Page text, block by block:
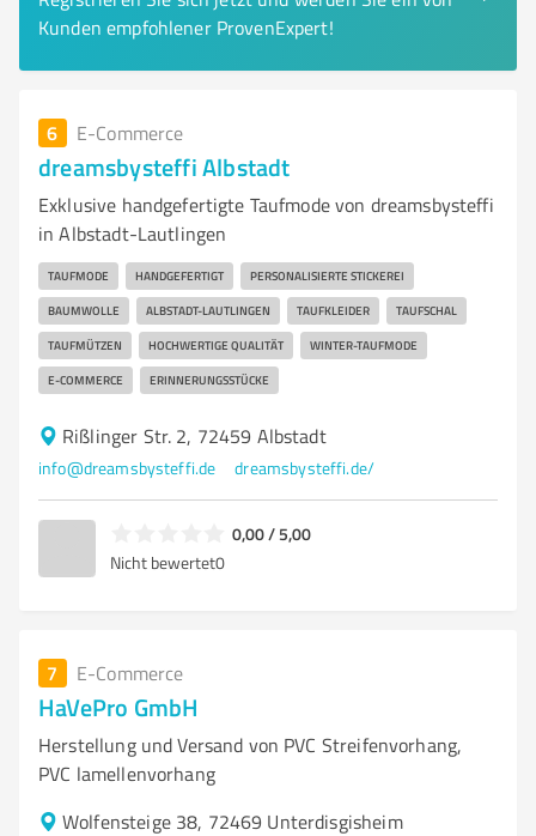
Kunden empfohlener ProvenExpert!
6 E-Commerce
dreamsbysteffi Albstadt
Exklusive handgefertigte Taufmode von dreamsbysteffi
in Albstadt-Lautlingen
TAUFMODE HANDGEFERTIGT PERSONALISIERTE STICKEREI
BAUMWOLLE ALBSTADT-LAUTLINGEN TAUFKLEIDER TAUFSCHAL
TAUFMÜTZEN HOCHWERTIGE QUALITÄT WINTER-TAUFMODE
E-COMMERCE ERINNERUNGSSTÜCKE
Rißlinger Str. 2, 72459 Albstadt
info@dreamsbysteffi.de dreamsbysteffi.de/
0,00 / 5,00
Nicht bewertet0
7 E-Commerce
HaVePro GmbH
Herstellung und Versand von PVC Streifenvorhang,
PVC lamellenvorhang
Wolfensteige 38, 72469 Unterdisgisheim